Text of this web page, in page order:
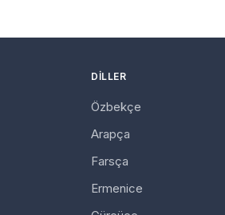
DILLER
Özbekçe
Arapça
Farsça
Ermenice